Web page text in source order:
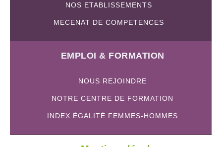
NOS ETABLISSEMENTS
MECENAT DE COMPETENCES
EMPLOI & FORMATION
NOUS REJOINDRE
NOTRE CENTRE DE FORMATION
INDEX ÉGALITÉ FEMMES-HOMMES